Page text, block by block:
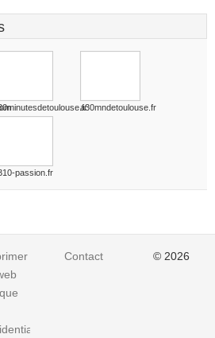
a30mndetoulouse.fr
passion.fr
Contact © 2026